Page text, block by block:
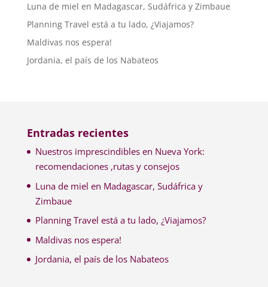
Luna de miel en Madagascar, Sudáfrica y Zimbaue
Planning Travel está a tu lado, ¿Viajamos?
Maldivas nos espera!
Jordania, el país de los Nabateos
Entradas recientes
Nuestros imprescindibles en Nueva York:
recomendaciones ,rutas y consejos
Luna de miel en Madagascar, Sudáfrica y
Zimbaue
Planning Travel está a tu lado, ¿Viajamos?
Maldivas nos espera!
Jordania, el país de los Nabateos